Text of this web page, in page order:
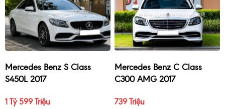
Mercedes Benz S Class
S450L 2017
1 Tỷ 599 Triệu
Mercedes Benz C Class
C300 AMG 2017
739 Triệu